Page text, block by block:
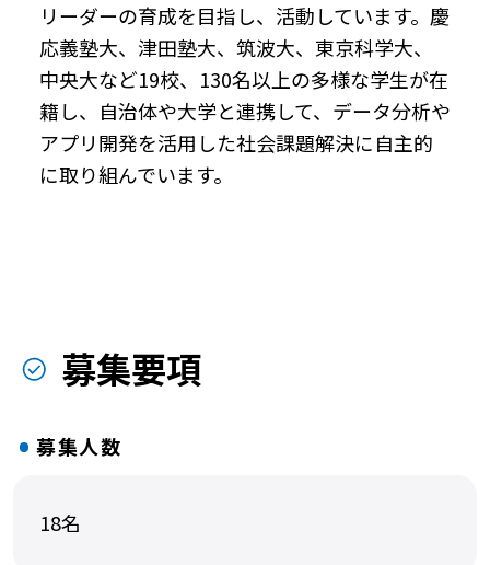
リーダーの育成を目指し、活動しています。慶
応義塾大、津田塾大、筑波大、東京科学大、
中央大など19校、130名以上の多様な学生が在
籍し、自治体や大学と連携して、データ分析や
アプリ開発を活用した社会課題解決に自主的
に取り組んでいます。
募集要項
募集人数
18名